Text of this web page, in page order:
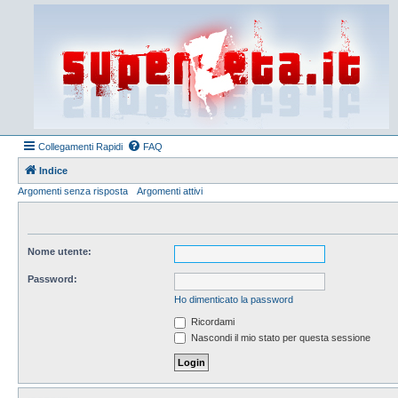
Collegamenti Rapidi FAQ
Indice
Argomenti senza risposta
Argomenti attivi
Nome utente:
Password:
Ho dimenticato la password
Ricordami
Nascondi il mio stato per questa sessione